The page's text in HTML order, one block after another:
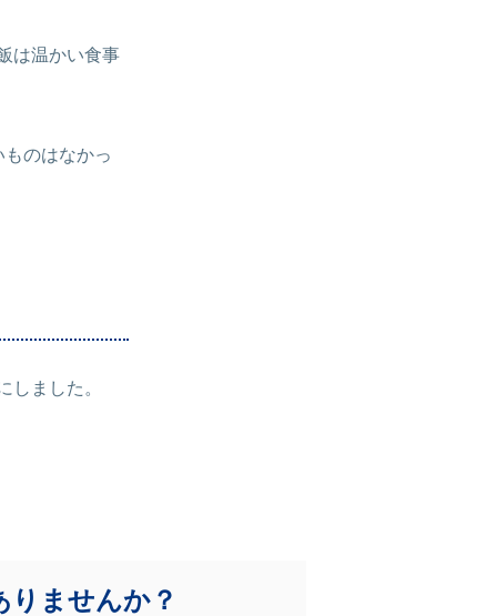
は温かい食事
のはなかっ
しました。
ませんか？